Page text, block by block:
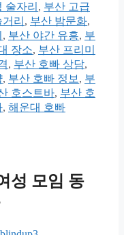
술자리 , 부산 고급
리 , 부산 밤문화,
, 부산 야간 유흥, 부
장소, 부산 프리미
, 부산 호빠 상담,
, 부산 호빠 정보 , 부
호스트바, 부산 호
, 해운대 호빠
성 모임 동